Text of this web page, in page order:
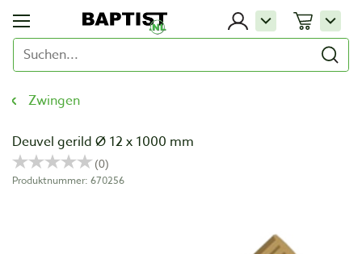
Zwingen
Deuvel gerild Ø 12 x 1000 mm
Produktnummer: 670256